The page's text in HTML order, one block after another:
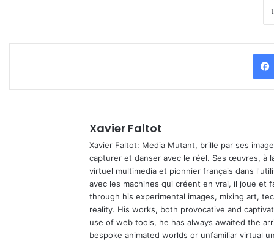
Xavier Faltot
Xavier Faltot: Media Mutant, brille par ses
capturer et danser avec le réel. Ses œuvres, à
virtuel multimedia et pionnier français dans
avec les machines qui créent en vrai, il joue et
through his experimental images, mixing art,
reality. His works, both provocative and
use of web tools, he has always awaited the
bespoke animated worlds or unfamiliar virtual